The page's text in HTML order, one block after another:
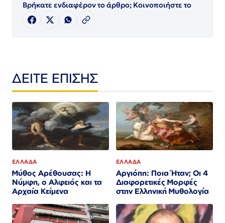
Βρήκατε ενδιαφέρον το άρθρο; Κοινοποιήστε το
ΔΕΙΤΕ ΕΠΙΣΗΣ
ΕΛΛΑΔΑ
Μύθος Αρέθουσας: Η
Νύμφη, ο Αλφειός και τα
Αρχαία Κείμενα
ΕΛΛΑΔΑ
Αργιόπη: Ποια Ήταν; Οι 4
Διαφορετικές Μορφές
στην Ελληνική Μυθολογία